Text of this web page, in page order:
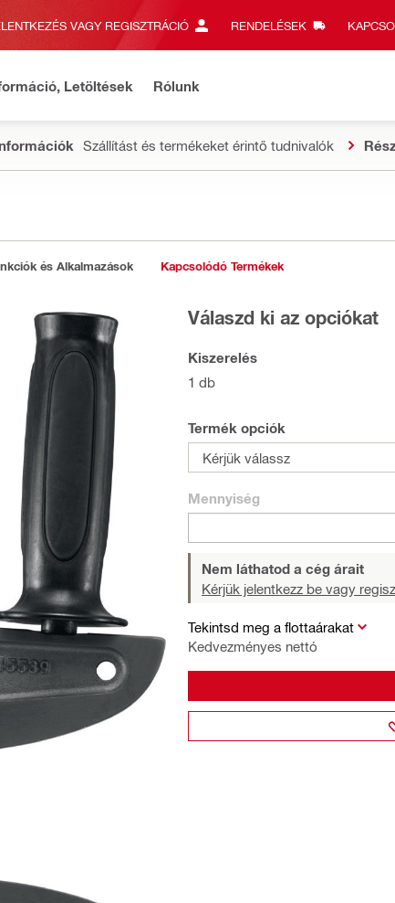
VAGY REGISZTRÁCIÓ RENDELÉSEK
Letöltések Rólunk
Szállítást és termékeket érintő tudnivalók
és Alkalmazások Kapcsolódó Termékek
Válaszd ki az opciókat
Kiszerelés
1 db
Termék opciók
Kérjük válassz
Mennyiség
Nem láthatod a cég árait
Kérjük jelentkezz be vagy
Tekintsd meg a flottaárakat
Kedvezményes nettó